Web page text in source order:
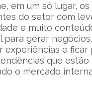
em um só lugar,
do setor com
e muito
para gerar negócios,
experiências e ficar
que estão
o mercado